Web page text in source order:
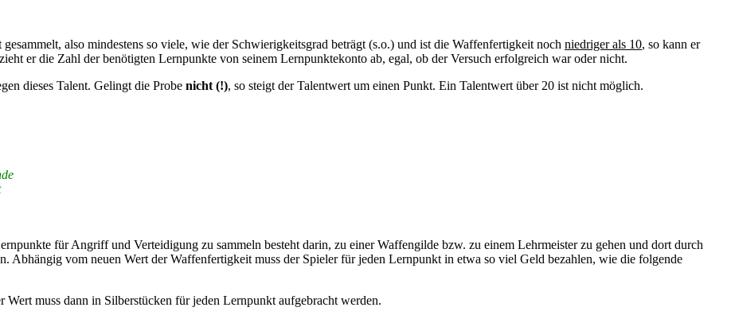
also mindestens so viele, wie der Schwierigkeitsgrad beträgt (s.o.) und ist die Waffenfertigkeit noch niedriger als 10, so kann er
er die Zahl der benötigten Lernpunkte von seinem Lernpunktekonto ab, egal, ob der Versuch erfolgreich war oder nicht.
dieses Talent. Gelingt die Probe nicht (!), so steigt der Talentwert um einen Punkt. Ein Talentwert über 20 ist nicht möglich.
für Angriff und Verteidigung zu sammeln besteht darin, zu einer Waffengilde bzw. zu einem Lehrmeister zu gehen und dort durch
Abhängig vom neuen Wert der Waffenfertigkeit muss der Spieler für jeden Lernpunkt in etwa so viel Geld bezahlen, wie die folgende
muss dann in Silberstücken für jeden Lernpunkt aufgebracht werden.